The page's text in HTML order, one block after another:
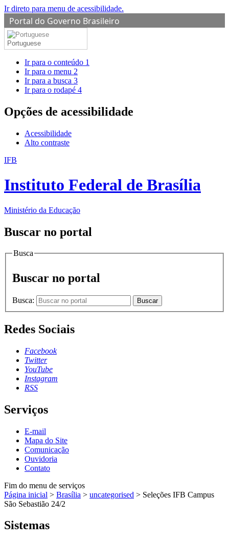
Ir direto para menu de acessibilidade.
Portal do Governo Brasileiro
Portuguese
Ir para o conteúdo 1
Ir para o menu 2
Ir para a busca 3
Ir para o rodapé 4
Opções de acessibilidade
Acessibilidade
Alto contraste
IFB
Instituto Federal de Brasília
Ministério da Educação
Buscar no portal
Busca
Buscar no portal
Busca: Buscar
Redes Sociais
Facebook
Twitter
YouTube
Instagram
RSS
Serviços
E-mail
Mapa do Site
Comunicação
Ouvidoria
Contato
Fim do menu de serviços
Página inicial > Brasília > uncategorised > Seleções IFB Campus
São Sebastião 24/2
Sistemas